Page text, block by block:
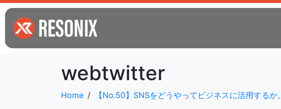
webtwitter
Home 【No.50】SNSをどうやってビジネスに活用するか。